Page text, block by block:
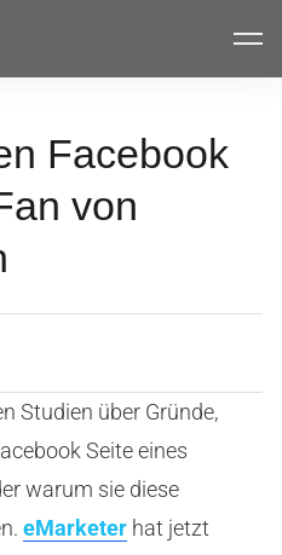
Facebook
von
Studien über Gründe,
Seite eines
warum sie diese
eMarketer hat jetzt